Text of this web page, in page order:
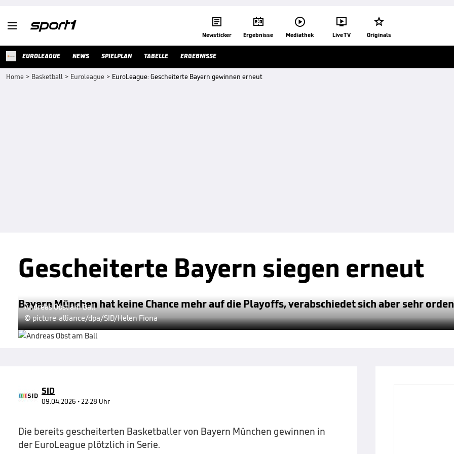
 
Newsticker

Ergebnisse

Mediathek

Live TV

Originals
EUROLEAGUE NEWS SPIELPLAN TABELLE ERGEBNISSE
Home > Basketball > Euroleague > EuroLeague: Gescheiterte Bayern gewinnen erneut
Gescheiterte Bayern siegen erneut
Bayern München hat keine Chance mehr auf die Playoffs, verabschiedet sich aber sehr
Andreas Obst am Ball
© picture-alliance/dpa/SID/Helen Fiona
SID
09.04.2026 • 22:28 Uhr
Die bereits gescheiterten Basketballer von Bayern München gewinnen in
der EuroLeague plötzlich in Serie.